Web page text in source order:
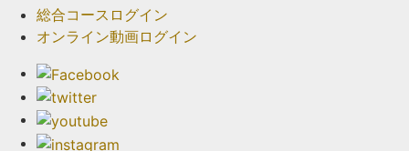
総合コースログイン
オンライン動画ログイン